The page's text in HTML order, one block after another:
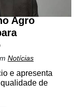
Agro
Notícias
e apresenta
de